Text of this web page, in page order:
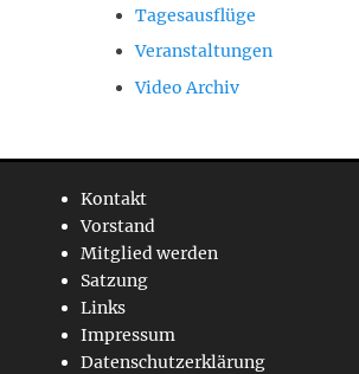
Tagesausflüge
Veranstaltungen
Video Archiv
Kontakt
Vorstand
Mitglied werden
Satzung
Links
Impressum
Datenschutzerklärung